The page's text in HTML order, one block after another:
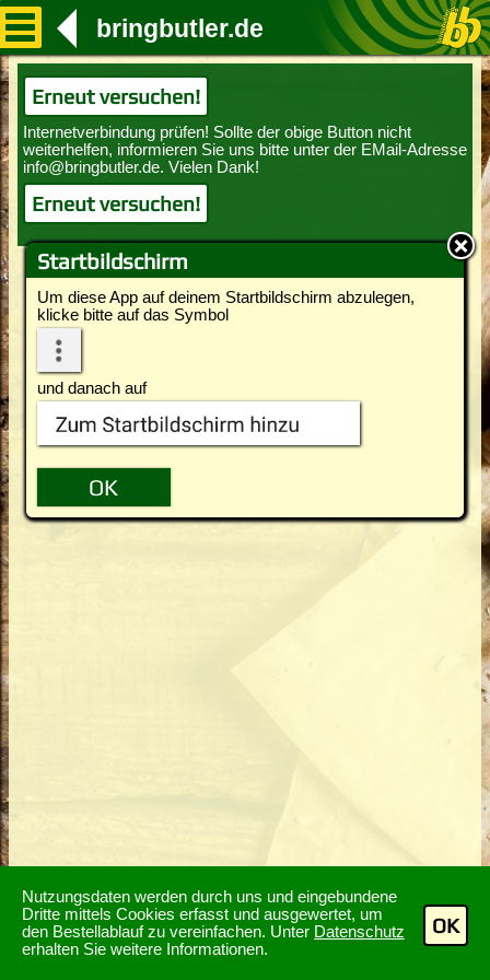
Nutzungsdaten werden durch uns und eingebundene
Dritte mittels Cookies erfasst und ausgewertet, um
den Bestellablauf zu vereinfachen. Unter Datenschutz
erhalten Sie weitere Informationen.
OK
Startbildschirm
Um diese App auf deinem Startbildschirm abzulegen,
klicke bitte auf das Symbol
und danach auf
bringbutler.de
Erneut versuchen!
Erneut versuchen!